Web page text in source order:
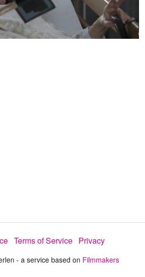
l
e
Terms of Service Privacy
- a service based on Filmmakers